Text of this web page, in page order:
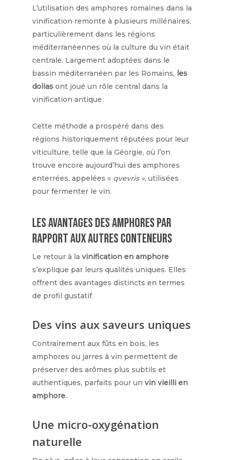
L’utilisation des amphores romaines dans la
vinification remonte à plusieurs millénaires,
particulièrement dans les régions
méditerranéennes où la culture du vin était
centrale. Largement adoptées dans le
bassin méditerranéen par les Romains, les
dolias ont joué un rôle central dans la
vinification antique.
Cette méthode a prospéré dans des
régions historiquement réputées pour leur
viticulture, telle que la Géorgie, où l’on
trouve encore aujourd’hui des amphores
enterrées, appelées « qvevris », utilisées
pour fermenter le vin.
Les avantages des amphores par
rapport aux autres conteneurs
Le retour à lavinification en amphore
s’explique par leurs qualités uniques. Elles
offrent des avantages distincts en termes
de profil gustatif.
Des vins aux saveurs uniques
Contrairement aux fûts en bois, les
amphores ou jarres à vin permettent de
préserver des arômes plus subtils et
authentiques, parfaits pour unvin vieilli en
amphore.
Une micro-oxygénation
naturelle